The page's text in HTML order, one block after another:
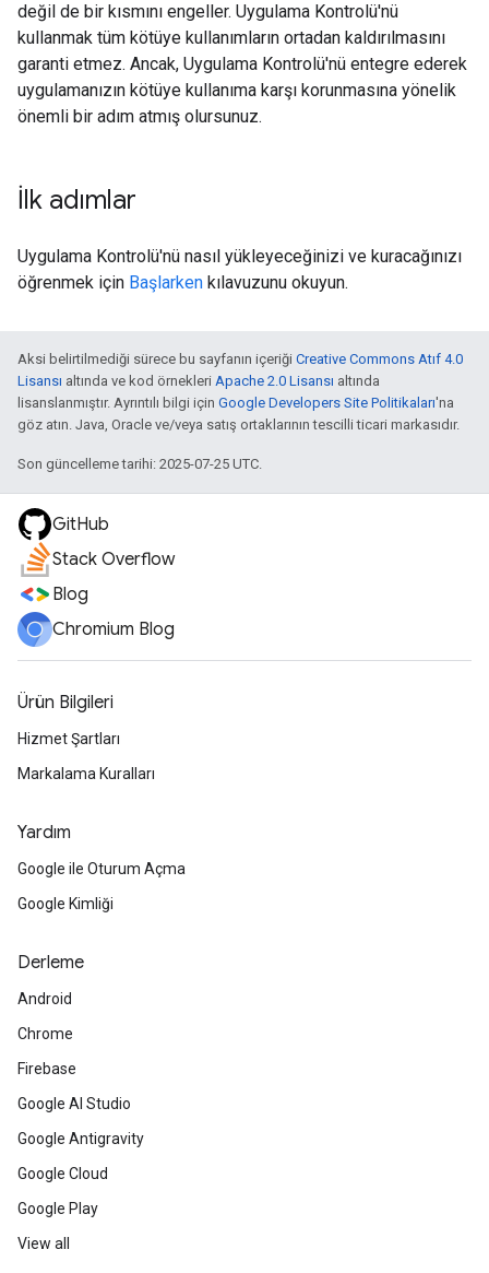
değil de bir kısmını engeller. Uygulama Kontrolü'nü
kullanmak tüm kötüye kullanımların ortadan kaldırılmasını
garanti etmez. Ancak, Uygulama Kontrolü'nü entegre ederek
uygulamanızın kötüye kullanıma karşı korunmasına yönelik
önemli bir adım atmış olursunuz.
İlk adımlar
Uygulama Kontrolü'nü nasıl yükleyeceğinizi ve kuracağınızı
öğrenmek için Başlarken kılavuzunu okuyun.
Aksi belirtilmediği sürece bu sayfanın içeriği Creative Commons Atıf 4.0
Lisansı altında ve kod örnekleri Apache 2.0 Lisansı altında
lisanslanmıştır. Ayrıntılı bilgi için Google Developers Site Politikaları'na
göz atın. Java, Oracle ve/veya satış ortaklarının tescilli ticari markasıdır.
Son güncelleme tarihi: 2025-07-25 UTC.
GitHub
Stack Overflow
Blog
Chromium Blog
Ürün Bilgileri
Hizmet Şartları
Markalama Kuralları
Yardım
Google ile Oturum Açma
Google Kimliği
Derleme
Android
Chrome
Firebase
Google AI Studio
Google Antigravity
Google Cloud
Google Play
View all